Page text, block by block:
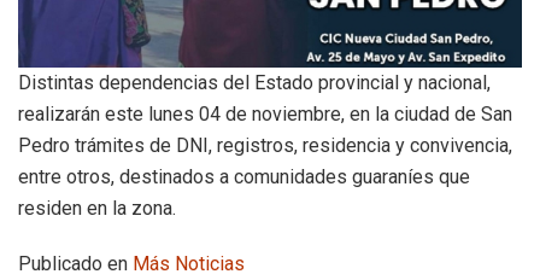
Distintas dependencias del Estado provincial y nacional,
realizarán este lunes 04 de noviembre, en la ciudad de San
Pedro trámites de DNI, registros, residencia y convivencia,
entre otros, destinados a comunidades guaraníes que
residen en la zona.
Publicado en Más Noticias